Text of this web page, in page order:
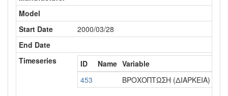
Model
Start Date
2000/03/28
End Date
Timeseries
ID Name Variable
453
ΒΡΟΧΟΠΤΩΣΗ (ΔΙΑΡΚΕΙΑ)